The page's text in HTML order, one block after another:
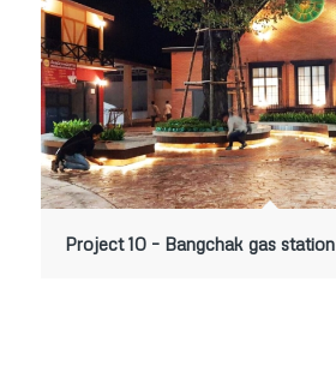
Project 10 – Bangchak gas station